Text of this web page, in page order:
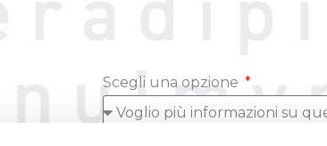
Scegli una opzione